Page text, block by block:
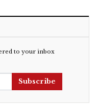
to your inbox
Subscribe